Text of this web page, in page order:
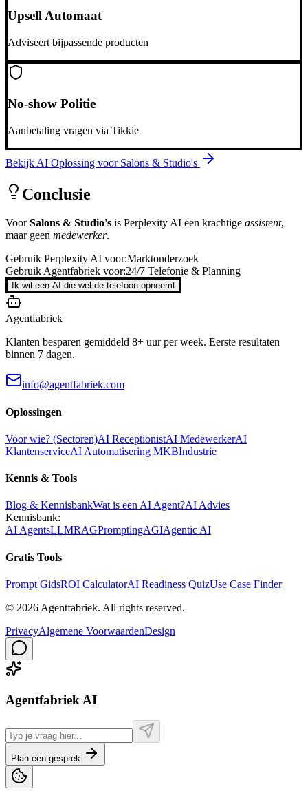
Upsell Automaat
Adviseert bijpassende producten
No-show Politie
Aanbetaling vragen via Tikkie
Bekijk AI Oplossing voor Salons & Studio's
Conclusie
VoorSalons & Studio's is Perplexity AI een krachtige assistent,
maar geen medewerker.
Gebruik Perplexity AI voor:Marktonderzoek
Gebruik Agentfabriek voor:24/7 Telefonie & Planning
Ik wil een AI die wél de telefoon opneemt
Agentfabriek
Klanten besparen gemiddeld 8+ uur per week. Eerste resultaten
binnen 7 dagen.
info@agentfabriek.com
Oplossingen
Voor wie? (Sectoren)AI ReceptionistAI MedewerkerAI
KlantenserviceAI Automatisering MKBIndustrie
Kennis & Tools
Blog & KennisbankWat is een AI Agent?AI Advies
Kennisbank:
AI AgentsLLMRAGPromptingAGIAgentic AI
Gratis Tools
Prompt GidsROI CalculatorAI Readiness QuizUse Case Finder
© 2026 Agentfabriek. All rights reserved.
PrivacyAlgemene VoorwaardenDesign
Agentfabriek AI
Plan een gesprek